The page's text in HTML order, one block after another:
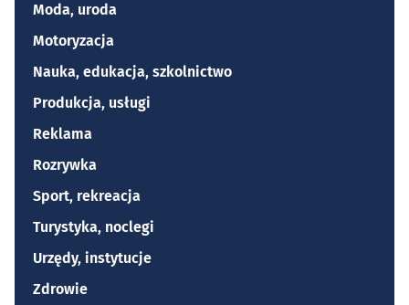
Moda, uroda
Motoryzacja
Nauka, edukacja, szkolnictwo
Produkcja, usługi
Reklama
Rozrywka
Sport, rekreacja
Turystyka, noclegi
Urzędy, instytucje
Zdrowie